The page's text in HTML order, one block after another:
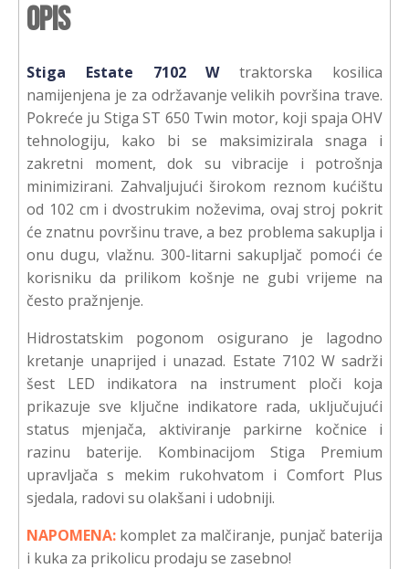
Opis
Stiga Estate 7102 Wtraktorska kosilica
namijenjena je za održavanje velikih površina trave.
Pokreće ju Stiga ST 650 Twin motor, koji spaja OHV
tehnologiju, kako bi se maksimizirala snaga i
zakretni moment, dok su vibracije i potrošnja
minimizirani. Zahvaljujući širokom reznom kućištu
od 102 cm i dvostrukim noževima, ovaj stroj pokrit
će znatnu površinu trave, a bez problema sakuplja i
onu dugu, vlažnu. 300-litarni sakupljač pomoći će
korisniku da prilikom košnje ne gubi vrijeme na
često pražnjenje.
Hidrostatskim pogonom osigurano je lagodno
kretanje unaprijed i unazad. Estate 7102 W sadrži
šest LED indikatora na instrument ploči koja
prikazuje sve ključne indikatore rada, uključujući
status mjenjača, aktiviranje parkirne kočnice i
razinu baterije. Kombinacijom Stiga Premium
upravljača s mekim rukohvatom i Comfort Plus
sjedala, radovi su olakšani i udobniji.
NAPOMENA: komplet za malčiranje, punjač baterija
i kuka za prikolicu prodaju se zasebno!